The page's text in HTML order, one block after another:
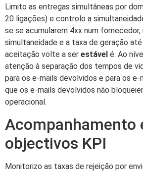
Limito as entregas simultâneas por
20 ligações) e controlo a
se se acumularem 4xx num fornecedor,
simultaneidade e a taxa de geração
aceitação volte a ser estável é. Ao
atenção à separação dos tempos de
para os e-mails devolvidos e para os e-
que os e-mails devolvidos não
operacional.
Acompanhamento
objectivos KPI
Monitorizo as taxas de rejeição por